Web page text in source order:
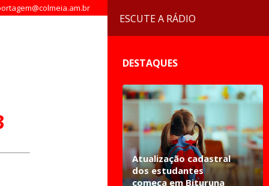
ESCUTE A RÁDIO
DESTAQUES
Atualização cadastral
dos estudantes
começa em Bituruna